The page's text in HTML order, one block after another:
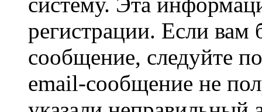
регистрации. Если
сообщение, следуйте
email-сообщение не